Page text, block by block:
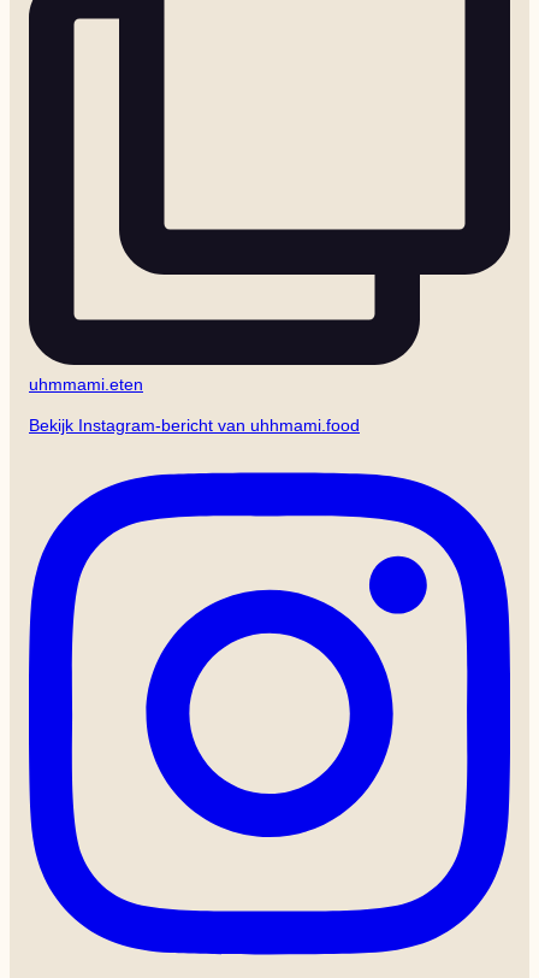
uhmmami.eten
Bekijk Instagram-bericht van uhhmami.food